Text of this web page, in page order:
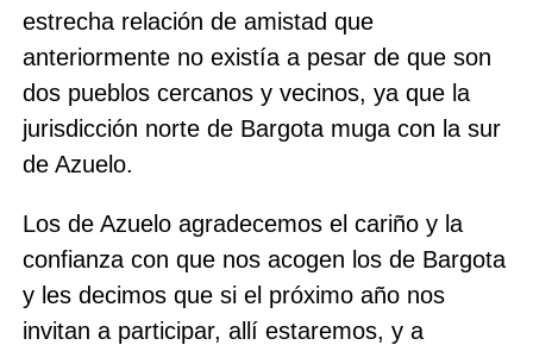
estrecha relación de amistad que
anteriormente no existía a pesar de que son
dos pueblos cercanos y vecinos, ya que la
jurisdicción norte de Bargota muga con la sur
de Azuelo.
Los de Azuelo agradecemos el cariño y la
confianza con que nos acogen los de Bargota
y les decimos que si el próximo año nos
invitan a participar, allí estaremos, y a